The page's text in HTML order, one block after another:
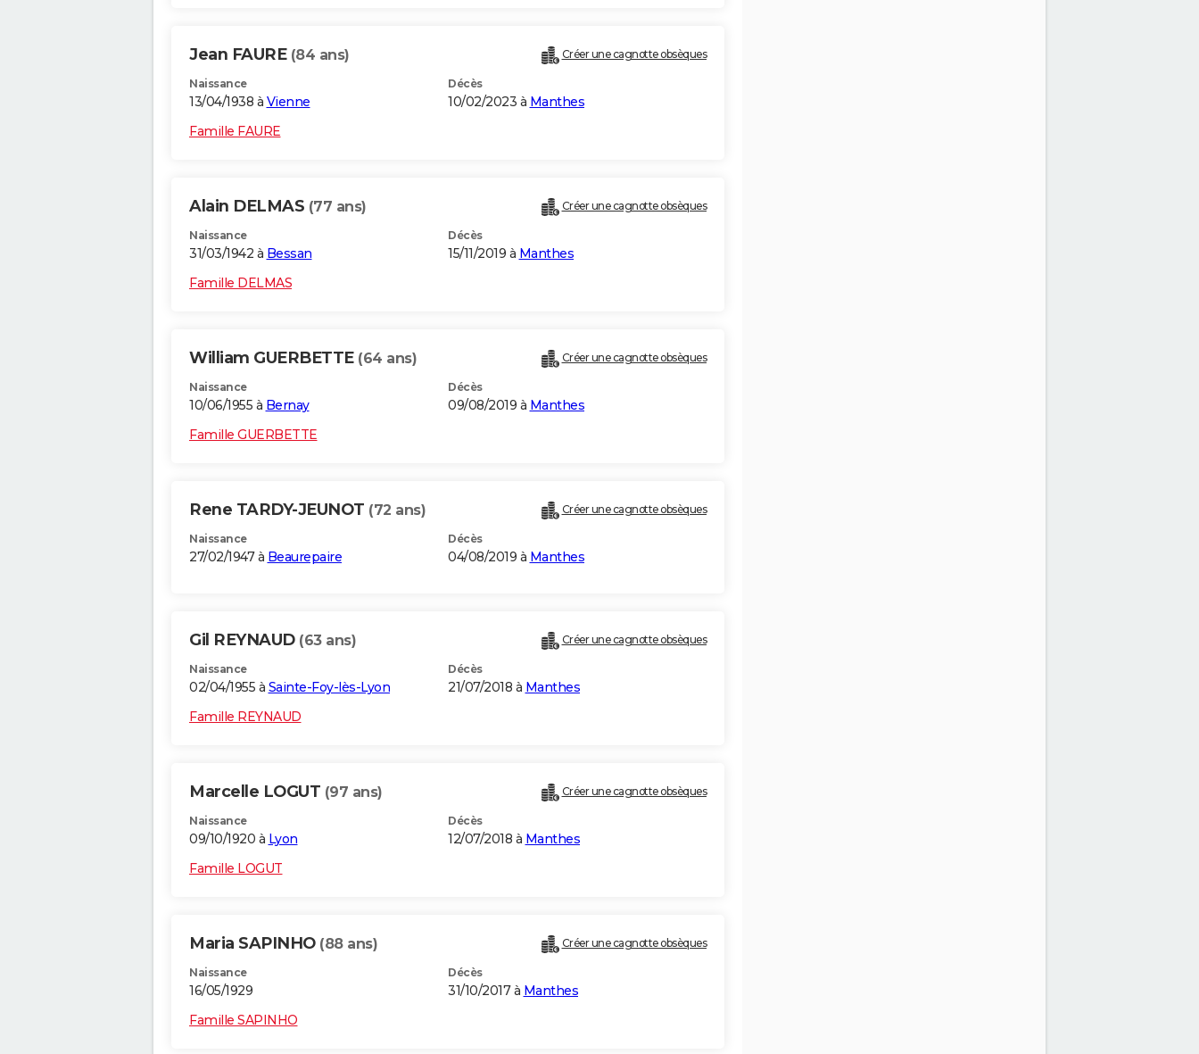
Jean FAURE (84 ans) Créer une cagnotte obsèques
Naissance
13/04/1938 à Vienne
Décès
10/02/2023 à Manthes
Famille FAURE
Alain DELMAS (77 ans) Créer une cagnotte obsèques
Naissance
31/03/1942 à Bessan
Décès
15/11/2019 à Manthes
Famille DELMAS
William GUERBETTE (64 ans) Créer une cagnotte obsèques
Naissance
10/06/1955 à Bernay
Décès
09/08/2019 à Manthes
Famille GUERBETTE
Rene TARDY-JEUNOT (72 ans) Créer une cagnotte obsèques
Naissance
27/02/1947 à Beaurepaire
Décès
04/08/2019 à Manthes
Gil REYNAUD (63 ans) Créer une cagnotte obsèques
Naissance
02/04/1955 à Sainte-Foy-lès-Lyon
Décès
21/07/2018 à Manthes
Famille REYNAUD
Marcelle LOGUT (97 ans) Créer une cagnotte obsèques
Naissance
09/10/1920 à Lyon
Décès
12/07/2018 à Manthes
Famille LOGUT
Maria SAPINHO (88 ans) Créer une cagnotte obsèques
Naissance
16/05/1929
Décès
31/10/2017 à Manthes
Famille SAPINHO